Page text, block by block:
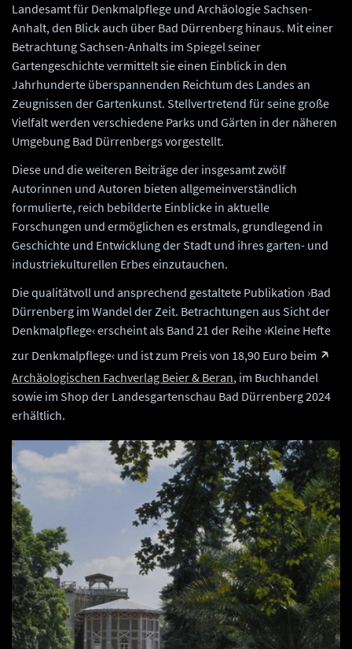
Landesamt für Denkmalpflege und Archäologie Sachsen-
Anhalt, den Blick auch über Bad Dürrenberg hinaus. Mit einer
Betrachtung Sachsen-Anhalts im Spiegel seiner
Gartengeschichte vermittelt sie einen Einblick in den
Jahrhunderte überspannenden Reichtum des Landes an
Zeugnissen der Gartenkunst. Stellvertretend für seine große
Vielfalt werden verschiedene Parks und Gärten in der näheren
Umgebung Bad Dürrenbergs vorgestellt.
Diese und die weiteren Beiträge der insgesamt zwölf
Autorinnen und Autoren bieten allgemeinverständlich
formulierte, reich bebilderte Einblicke in aktuelle
Forschungen und ermöglichen es erstmals, grundlegend in
Geschichte und Entwicklung der Stadt und ihres garten- und
industriekulturellen Erbes einzutauchen.
Die qualitätvoll und ansprechend gestaltete Publikation ›Bad
Dürrenberg im Wandel der Zeit. Betrachtungen aus Sicht der
Denkmalpflege‹ erscheint als Band 21 der Reihe ›Kleine Hefte
zur Denkmalpflege‹ und ist zum Preis von 18,90 Euro beim
Archäologischen Fachverlag Beier & Beran, im Buchhandel
sowie im Shop der Landesgartenschau Bad Dürrenberg 2024
erhältlich.